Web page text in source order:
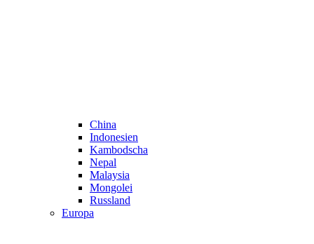
China
Indonesien
Kambodscha
Nepal
Malaysia
Mongolei
Russland
Europa